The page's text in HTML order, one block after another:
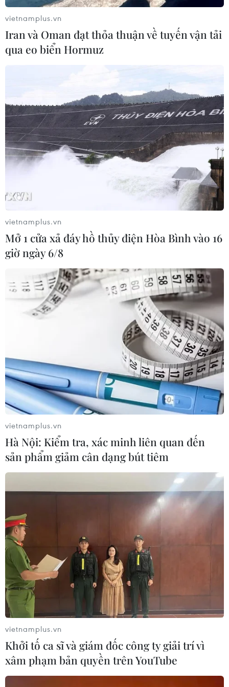
Dự án Cao tốc Mai Sơn -Quốc lộ 45 có chiều dài
tuyến khoảng 63,3km đi qua các tỉnh Ninh Bình
(dài 14,3km; tỉnh Thanh Hóa (dài 49km); tổng
mức đầu tư là 12.111 tỷ đồng.
Dự án Phan Thiết-Dầu Giây có chiều dài tuyến
khoảng 99km đi qua các tỉnh Bình Thuận (dài
47,5km) và tỉnh Đồng Nai (dài 51,5km), với tổng
mức đầu tư 12.577,5 tỷ đồng.
(Vietnam+)
#Cao tốc Bắc-Nam
#khánh thành cao tốc Phan Thiết-Dầu Giây
#thông xe cao tốc Mai Sơn-Quốc lộ 45
#Thủ tướng Chính phủ Phạm Minh Chính
Bình Thuận
Đồng Nai
Thanh Hóa
TIN LIÊN QUAN
vietnamplus.vn
Iran và Oman đạt thỏa thuận về tuyến vận tải
qua eo biển Hormuz
vietnamplus.vn
Mở 1 cửa xả đáy hồ thủy điện Hòa Bình vào 16
giờ ngày 6/8
vietnamplus.vn
Hà Nội: Kiểm tra, xác minh liên quan đến
sản phẩm giảm cân dạng bút tiêm
vietnamplus.vn
Khởi tố ca sĩ và giám đốc công ty giải trí vì
xâm phạm bản quyền trên YouTube